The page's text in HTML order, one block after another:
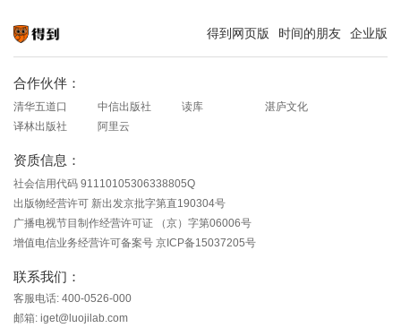
得到网页版 时间的朋友 企业版
合作伙伴：
清华五道口 中信出版社 读库
湛庐文化
译林出版社
阿里云
资质信息：
社会信用代码 91110105306338805Q
出版物经营许可 新出发京批字第直190304号
广播电视节目制作经营许可证 （京）字第06006号
增值电信业务经营许可备案号 京ICP备15037205号
联系我们：
客服电话: 400-0526-000
邮箱: iget@luojilab.com